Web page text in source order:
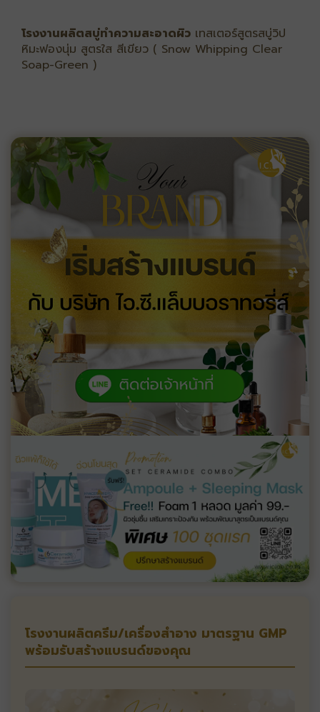
โรงงานผลิตสบู่ทำความสะอาดผิว เทสเตอร์สูตรสบู่วิป
หิมะฟองนุ่ม สูตรใส สีเขียว ( Snow Whipping Clear
Soap-Green )
โรงงานผลิตครีม/เครื่องสำอาง มาตรฐาน GMP
พร้อมรับสร้างแบรนด์ของคุณ